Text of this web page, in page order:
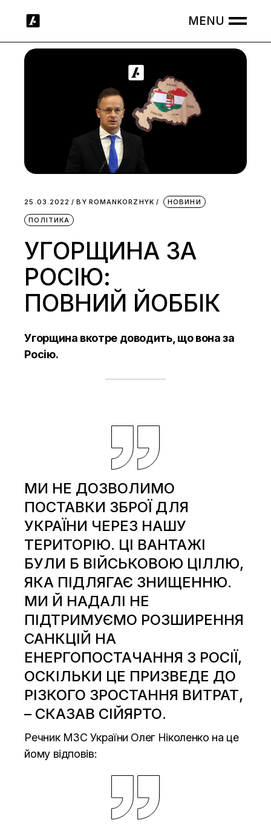
25.03.2022 BY ROMANKORZHYK НОВИНИ
ПОЛІТИКА
УГОРЩИНА ЗА
РОСІЮ:
ПОВНИЙ ЙОББІК
Угорщина вкотре доводить, що вона за
Росію.
МИ НЕ ДОЗВОЛИМО
ПОСТАВКИ ЗБРОЇ ДЛЯ
УКРАЇНИ ЧЕРЕЗ НАШУ
ТЕРИТОРІЮ. ЦІ ВАНТАЖІ
БУЛИ Б ВІЙСЬКОВОЮ ЦІЛЛЮ,
ЯКА ПІДЛЯГАЄ ЗНИЩЕННЮ.
МИ Й НАДАЛІ НЕ
ПІДТРИМУЄМО РОЗШИРЕННЯ
САНКЦІЙ НА
ЕНЕРГОПОСТАЧАННЯ З РОСІЇ,
ОСКІЛЬКИ ЦЕ ПРИЗВЕДЕ ДО
РІЗКОГО ЗРОСТАННЯ ВИТРАТ,
– СКАЗАВ СІЙЯРТО.
Речник МЗС України Олег Ніколенко на це
йому відповів: